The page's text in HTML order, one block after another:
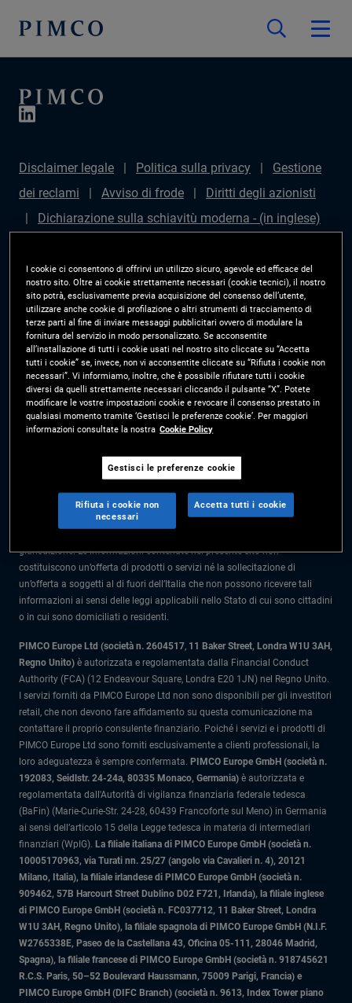
Disclaimer legale Politica sulla privacy
Gestione
dei reclami
Avviso di frode
Diritti degli azionisti
Dichiarazione sulla schiavitù moderna - (in inglese)
PAI Disclosure
Diritti degli investitori
Site Map
Gestisci le preferenze cookie
PIMCO ESG Rating
Methodology
Prima dell’adesione leggere il Prospetto e il Documento contenente le
informazioni chiave per l'investitore (KIID) disponibili presso i Collocatori.
Le informazioni nel presente sito sono rivolte solo a soggetti residenti in
Italia.
Tutto il materiale contenuto nel presente sito ha scopo meramente
informativo e non è da intendersi come una consulenza di investimento.
investitori dovrebbero rivolgersi a un consulente finanziario.
giurisdizione. Le informazioni contenute nel presente sito non
costituiscono un’offerta di prodotti o servizi né la sollecitazione di
un’offerta a soggetti al di fuori dell’Italia che non possono ricevere tali
informazioni ai sensi delle leggi applicabili nello Stato di cui sono cittadini
o in cui sono domiciliati o residenti.
PIMCO Europe Ltd (società n. 2604517, 11 Baker Street, Londra W1U 3AH,
Regno Unito) è autorizzata e regolamentata dalla Financial Conduct
Authority (FCA) (12 Endeavour Square, Londra E20 1JN) nel Regno Unito.
I servizi forniti da PIMCO Europe Ltd non sono disponibili per gli investitori
retail, che non devono fare affidamento su questa comunicazione ma
contattare il proprio consulente finanziario. Poiché i servizi e i prodotti di
PIMCO Europe Ltd sono forniti esclusivamente a clienti professionali, la
loro adeguatezza è sempre confermata. PIMCO Europe GmbH (società n.
192083, Seidlstr. 24-24a, 80335 Monaco, Germania) è autorizzata e
regolamentata dall'Autorità di vigilanza finanziaria federale tedesca
(BaFin) (Marie-Curie-Str. 24-28, 60439 Francoforte sul Meno) in Germania
ai sensi dell’articolo 15 della Legge tedesca in materia di intermediari
finanziari (WpIG). La filiale italiana di PIMCO Europe GmbH (società n.
10005170963, via Turati nn. 25/27 (angolo via Cavalieri n. 4), 20121
Milano, Italia), la filiale irlandese di PIMCO Europe GmbH (società n.
909462, 57B Harcourt Street Dublino D02 F721, Irlanda), la filiale inglese
di PIMCO Europe GmbH (società n. FC037712, 11 Baker Street, Londra
W1U 3AH, Regno Unito), la filiale spagnola di PIMCO Europe GmbH (N.I.F.
W2765338E, Paseo de la Castellana 43, Oficina 05-111, 28046 Madrid,
Spagna), la filiale francese di PIMCO Europe GmbH (società n. 918745621
R.C.S. Paris, 50–52 Boulevard Haussmann, 75009 Parigi, Francia) e
PIMCO Europe GmbH (DIFC Branch) (società n. 9613, Index Tower piano
I cookie ci consentono di offrirvi un utilizzo sicuro, agevole ed efficace del
nostro sito. Oltre ai cookie strettamente necessari (cookie tecnici), il nostro
sito potrà, esclusivamente previa acquisizione del consenso dell’utente,
utilizzare anche cookie di profilazione o altri strumenti di tracciamento di
terze parti al fine di inviare messaggi pubblicitari ovvero di modulare la
fornitura del servizio in modo personalizzato. Se acconsentite
all’installazione di tutti i cookie usati nel nostro sito cliccate su “Accetta
tutti i cookie” se, invece, non vi acconsentite cliccate su “Rifiuta i cookie non
necessari”. Vi informiamo, inoltre, che è possibile rifiutare tutti i cookie
diversi da quelli strettamente necessari cliccando il pulsante “X”. Potete
modificare le vostre impostazioni cookie e revocare il consenso prestato in
qualsiasi momento tramite ‘Gestisci le preferenze cookie’. Per maggiori
informazioni consultate la nostra Cookie Policy
Gestisci le preferenze cookie
Rifiuta i cookie non
necessari
Accetta tutti i cookie